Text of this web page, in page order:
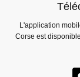
L'application
Corse est